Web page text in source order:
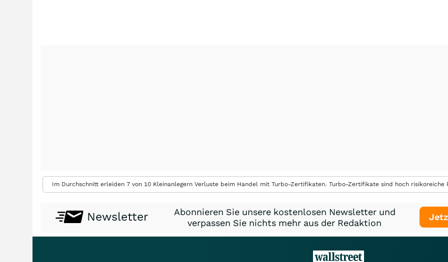
Im Durchschnitt erleiden 7 von 10 Kleinanlegern Verluste beim Handel mit Turbo-Zertifikaten. Turbo-Zertifikate sind hoch
Newsletter
Abonnieren Sie unsere kostenlosen Newsletter und
verpassen Sie nichts mehr aus der Redaktion